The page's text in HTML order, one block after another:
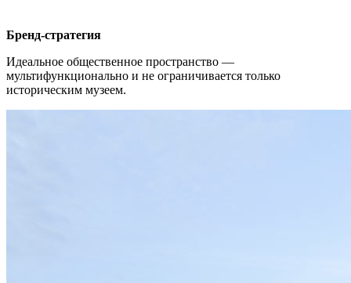
Бренд-стратегия
Идеальное общественное пространство —
мультифункционально и не ограничивается только
историческим музеем.